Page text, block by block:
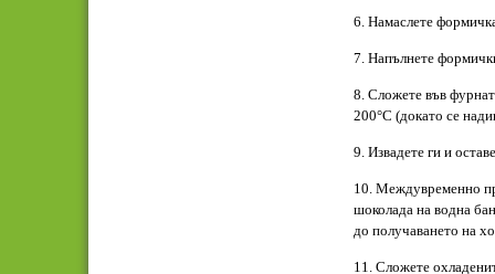
6. Намаслете
7. Напълнете
8. Сложете във
200°C (докато се
9. Извадете ги и
10. Междувременно
шоколада на водна
до получаването на
11. Сложете